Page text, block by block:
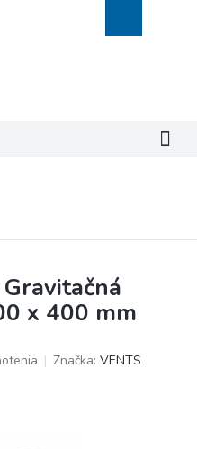
košík
x 400 mm
Značka: VENTS